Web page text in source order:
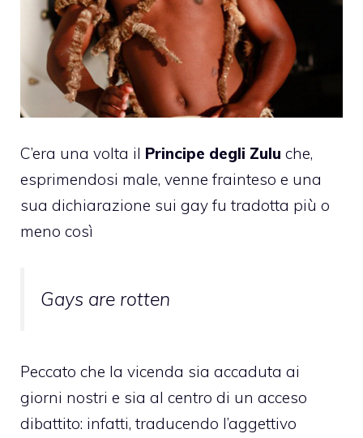
C’era una volta il Principe degli Zulu che,
esprimendosi male, venne frainteso e una
sua dichiarazione sui gay fu tradotta più o
meno così
Gays are rotten
Peccato che la vicenda sia accaduta ai
giorni nostri e sia al centro di un acceso
dibattito: infatti, traducendo l’aggettivo